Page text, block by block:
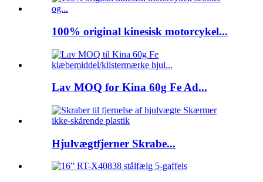
100% original kinesisk motorcykel...
Lav MOQ for Kina 60g Fe Ad...
Hjulvægtfjerner Skrabe...